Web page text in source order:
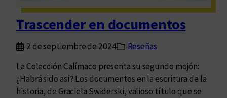
Trascender en documentos
2 de septiembre de 2024
Reseñas
La Colección Calímaco presenta su segundo mojón:
¿Habrá sido así? Los documentos en la escritura de la
historia, de Graciela Swiderski, valioso título que se